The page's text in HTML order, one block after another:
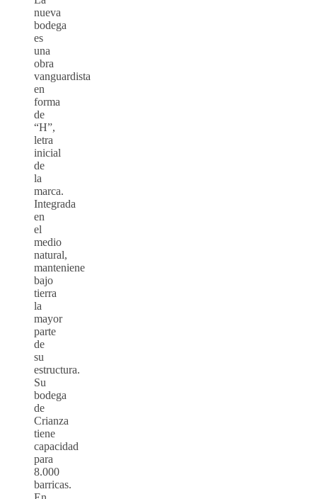
nueva
bodega
es
una
obra
vanguardista
en
forma
de
“H”,
letra
inicial
de
la
marca.
Integrada
en
el
medio
natural,
manteniene
bajo
tierra
la
mayor
parte
de
su
estructura.
Su
bodega
de
Crianza
tiene
capacidad
para
8.000
barricas.